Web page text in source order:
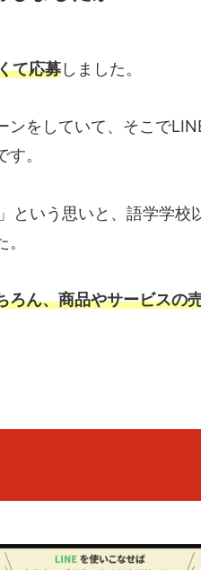
て応募しました。
ンをしていて、そこで
。
という思いと、語学学
ろん、商品やサービスの